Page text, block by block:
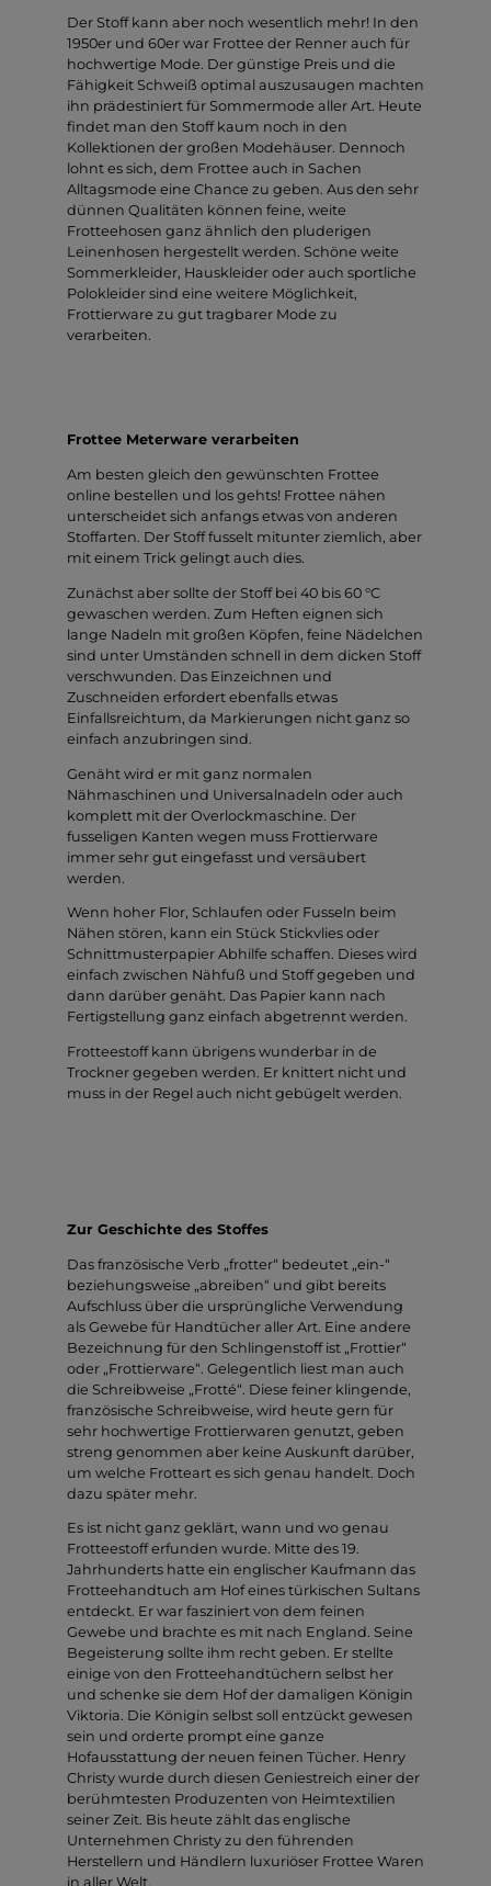
Der Stoff kann aber noch wesentlich mehr! In den
1950er und 60er war Frottee der Renner auch für
hochwertige Mode. Der günstige Preis und die
Fähigkeit Schweiß optimal auszusaugen machten
ihn prädestiniert für Sommermode aller Art. Heute
findet man den Stoff kaum noch in den
Kollektionen der großen Modehäuser. Dennoch
lohnt es sich, dem Frottee auch in Sachen
Alltagsmode eine Chance zu geben. Aus den sehr
dünnen Qualitäten können feine, weite
Frotteehosen ganz ähnlich den pluderigen
Leinenhosen hergestellt werden. Schöne weite
Sommerkleider, Hauskleider oder auch sportliche
Polokleider sind eine weitere Möglichkeit,
Frottierware zu gut tragbarer Mode zu
verarbeiten.
Frottee Meterware verarbeiten
Am besten gleich den gewünschten Frottee
online bestellen und los gehts! Frottee nähen
unterscheidet sich anfangs etwas von anderen
Stoffarten. Der Stoff fusselt mitunter ziemlich, aber
mit einem Trick gelingt auch dies.
Zunächst aber sollte der Stoff bei 40 bis 60 °C
gewaschen werden. Zum Heften eignen sich
lange Nadeln mit großen Köpfen, feine Nädelchen
sind unter Umständen schnell in dem dicken Stoff
verschwunden. Das Einzeichnen und
Zuschneiden erfordert ebenfalls etwas
Einfallsreichtum, da Markierungen nicht ganz so
einfach anzubringen sind.
Genäht wird er mit ganz normalen
Nähmaschinen und Universalnadeln oder auch
komplett mit der Overlockmaschine. Der
fusseligen Kanten wegen muss Frottierware
immer sehr gut eingefasst und versäubert
werden.
Wenn hoher Flor, Schlaufen oder Fusseln beim
Nähen stören, kann ein Stück Stickvlies oder
Schnittmusterpapier Abhilfe schaffen. Dieses wird
einfach zwischen Nähfuß und Stoff gegeben und
dann darüber genäht. Das Papier kann nach
Fertigstellung ganz einfach abgetrennt werden.
Frotteestoff kann übrigens wunderbar in de
Trockner gegeben werden. Er knittert nicht und
muss in der Regel auch nicht gebügelt werden.
Zur Geschichte des Stoffes
Das französische Verb „frotter“ bedeutet „ein-“
beziehungsweise „abreiben“ und gibt bereits
Aufschluss über die ursprüngliche Verwendung
als Gewebe für Handtücher aller Art. Eine andere
Bezeichnung für den Schlingenstoff ist „Frottier“
oder „Frottierware“. Gelegentlich liest man auch
die Schreibweise „Frotté“. Diese feiner klingende,
französische Schreibweise, wird heute gern für
sehr hochwertige Frottierwaren genutzt, geben
streng genommen aber keine Auskunft darüber,
um welche Frotteart es sich genau handelt. Doch
dazu später mehr.
Es ist nicht ganz geklärt, wann und wo genau
Frotteestoff erfunden wurde. Mitte des 19.
Jahrhunderts hatte ein englischer Kaufmann das
Frotteehandtuch am Hof eines türkischen Sultans
entdeckt. Er war fasziniert von dem feinen
Gewebe und brachte es mit nach England. Seine
Begeisterung sollte ihm recht geben. Er stellte
einige von den Frotteehandtüchern selbst her
und schenke sie dem Hof der damaligen Königin
Viktoria. Die Königin selbst soll entzückt gewesen
sein und orderte prompt eine ganze
Hofausstattung der neuen feinen Tücher. Henry
Christy wurde durch diesen Geniestreich einer der
berühmtesten Produzenten von Heimtextilien
seiner Zeit. Bis heute zählt das englische
Unternehmen Christy zu den führenden
Herstellern und Händlern luxuriöser Frottee Waren
in aller Welt.